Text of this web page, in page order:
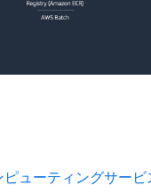
ピューティングサービ